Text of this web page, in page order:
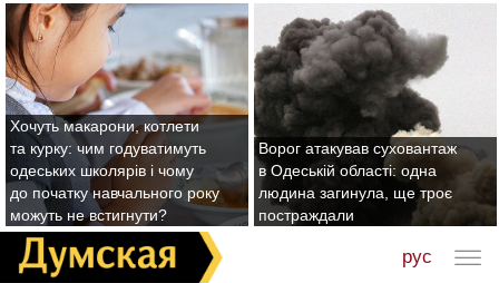
Хочуть макарони, котлети
та курку: чим годуватимуть
одеських школярів і чому
до початку навчального року
можуть не встигнути?
Ворог атакував суховантаж
в Одеській області: одна
людина загинула, ще троє
постраждали
рус